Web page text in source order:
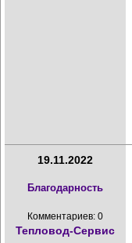
19.11.2022
Благодарность
Комментариев: 0
Тепловод-Сервис